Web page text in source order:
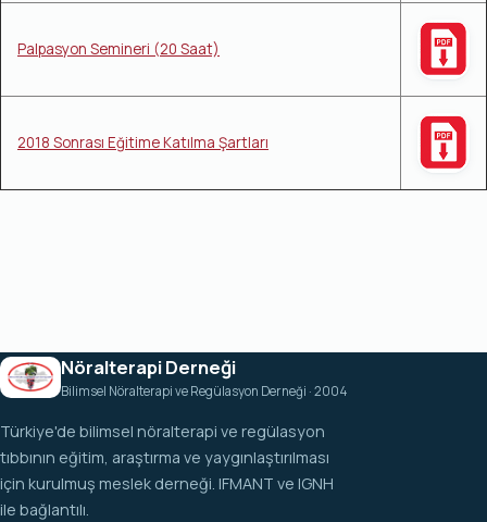
Palpasyon Semineri (20 Saat)
2018 Sonrası Eğitime Katılma Şartları
Nöralterapi Derneği
Bilimsel Nöralterapi ve Regülasyon Derneği · 2004
Türkiye'de bilimsel nöralterapi ve regülasyon
tıbbının eğitim, araştırma ve yaygınlaştırılması
için kurulmuş meslek derneği. IFMANT ve IGNH
ile bağlantılı.